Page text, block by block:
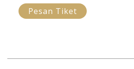
Pesan Tiket